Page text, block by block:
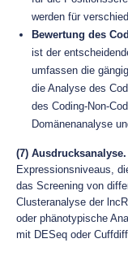
werden für
Bewertung des
ist der
umfassen die
die Analyse des
des Coding-Non-
Domänenanalyse
(7) Ausdrucksanalyse.
Expressionsniveaus,
das Screening von
Clusteranalyse der
oder phänotypische
mit DESeq oder